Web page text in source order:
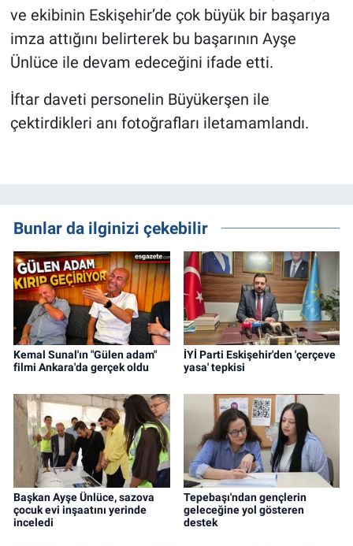
ve ekibinin Eskişehir’de çok büyük bir başarıya
imza attığını belirterek bu başarının Ayşe
Ünlüce ile devam edeceğini ifade etti.
İftar daveti personelin Büyükerşen ile
çektirdikleri anı fotoğrafları iletamamlandı.
Bunlar da ilginizi çekebilir
Kemal Sunal'ın "Gülen adam"
filmi Ankara'da gerçek oldu
İYİ Parti Eskişehir'den 'çerçeve
yasa' tepkisi
Başkan Ayşe Ünlüce, sazova
çocuk evi inşaatını yerinde
inceledi
Tepebaşı'ndan gençlerin
geleceğine yol gösteren
destek